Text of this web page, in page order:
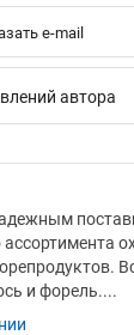
e-mail
автора
и форель....